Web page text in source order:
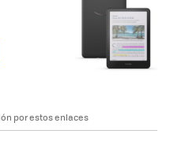
por estos enlaces